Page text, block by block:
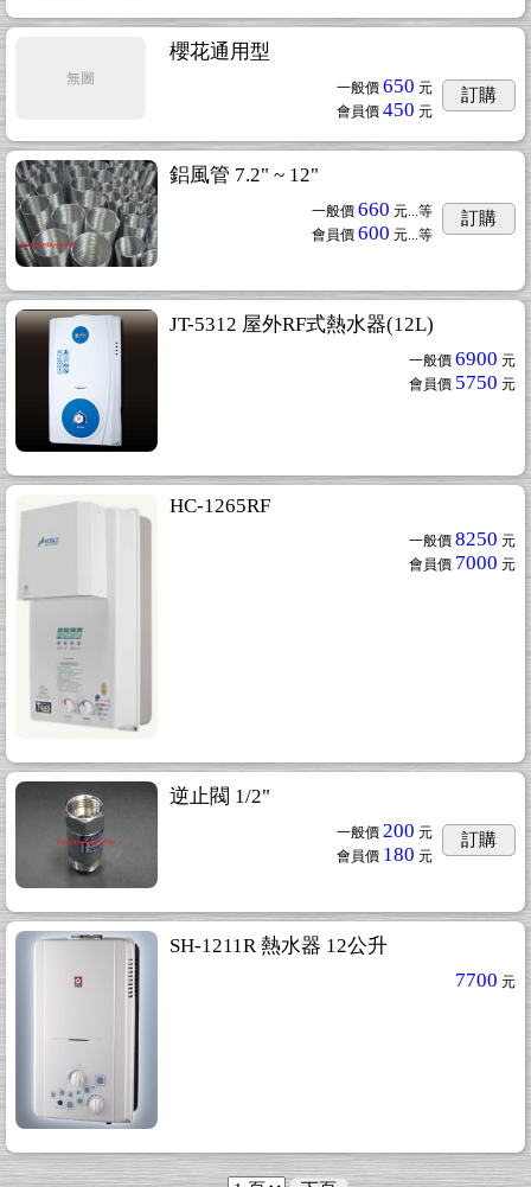
無圖
櫻花通用型
一般價 650 元
會員價 450 元
訂購
鋁風管 7.2" ~ 12"
一般價 660 元...等
會員價 600 元...等
訂購
JT-5312 屋外RF式熱水器(12L)
一般價 6900 元
會員價 5750 元
HC-1265RF
一般價 8250 元
會員價 7000 元
逆止閥 1/2"
一般價 200 元
會員價 180 元
訂購
SH-1211R 熱水器 12公升
7700 元